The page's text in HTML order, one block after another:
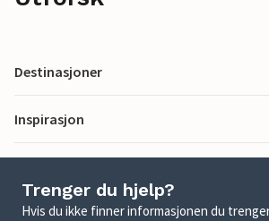
Destinasjoner
Inspirasjon
Trenger du hjelp?
Hvis du ikke finner informasjonen du